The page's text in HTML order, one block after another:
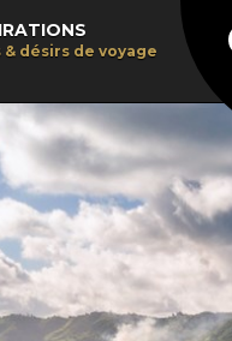
& désirs de voyage